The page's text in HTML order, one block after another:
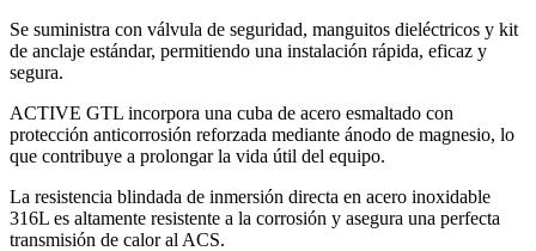
Se suministra con válvula de seguridad, manguitos dieléctricos y kit
de anclaje estándar, permitiendo una instalación rápida, eficaz y
segura.
ACTIVE GTL incorpora una cuba de acero esmaltado con
protección anticorrosión reforzada mediante ánodo de magnesio, lo
que contribuye a prolongar la vida útil del equipo.
La resistencia blindada de inmersión directa en acero inoxidable
316L es altamente resistente a la corrosión y asegura una perfecta
transmisión de calor al ACS.